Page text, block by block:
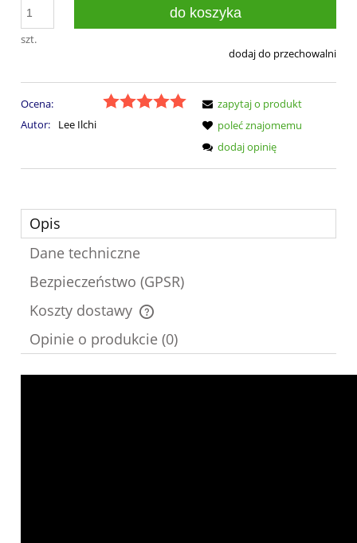
szt.
do koszyka
dodaj do przechowalni
Ocena:
Autor:
Lee Ilchi
zapytaj o produkt
poleć znajomemu
dodaj opinię
Opis
Dane techniczne
Bezpieczeństwo (GPSR)
Koszty dostawy
Cena nie zawiera ewentualnych kosztów płatności
Opinie o produkcie (0)